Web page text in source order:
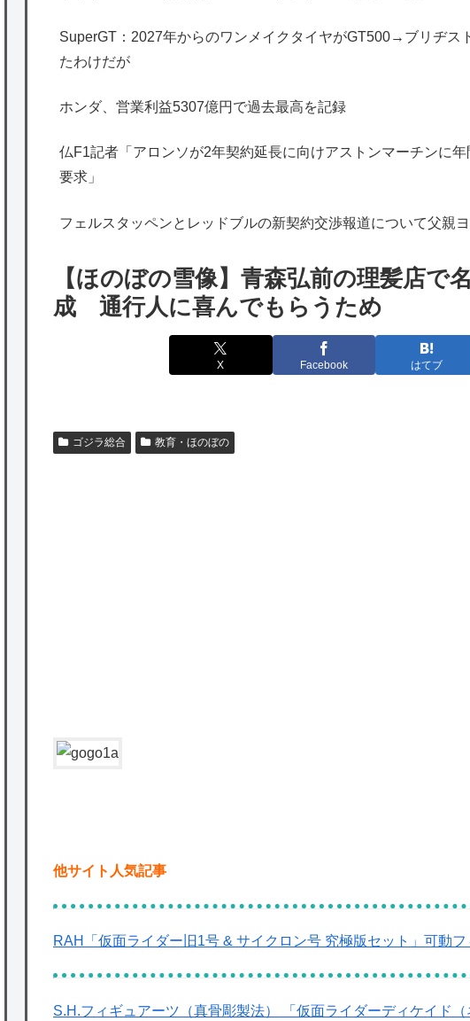
報道について父親ヨスが否定
としての役目を終えてしまったよな
出たあの親日経営者に海外が大騒ぎ
の為替介入再びで海外が大騒ぎ
のは韓国人である理由がこちら…」→「日本
も感謝してるらしい…（ﾌﾞﾙﾌﾞﾙ」＝韓国の反
海外「日本よ、お前がナンバーワンだ」 熊
衝撃
別課題消化時は別として
今回の老
くて良かっ
くんだけど
イハツ駆逐
SuperGT：2027年からのワンメイクタイヤがGT500→ブリヂス
たわけだが
ホンダ、営業利益5307億円で過去最高を記録
仏F1記者「アロンソが2年契約延長に向けアストンマーチンに
要求」
フェルスタッペンとレッドブルの新契約交渉報道について父親
【ほのぼの雪像】青森弘前の理髪店で
成 通行人に喜んでもらうため
X Facebook はてブ
ゴジラ総合 教育・ほのぼの
他サイト人気記事
RAH「仮面ライダー旧1号 & サイクロン号 究極版セット」可動
S.H.フィギュアーツ（真骨彫製法） 「仮面ライダーディケイド